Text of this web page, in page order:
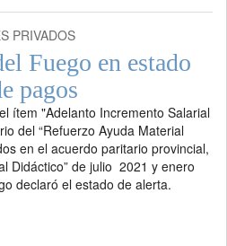
PRIVADOS
Fuego en estado
pagos
ítem "Adelanto Incremento Salarial
del “Refuerzo Ayuda Material
en el acuerdo paritario provincial,
Didáctico” de julio 2021 y enero
declaró el estado de alerta.